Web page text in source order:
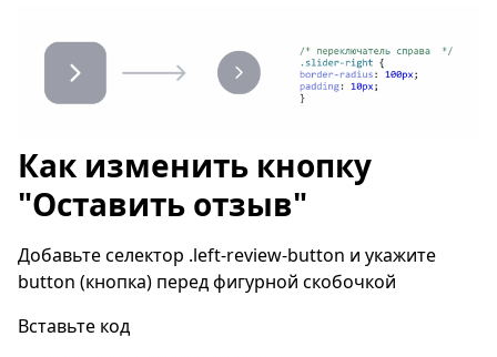
Как изменить кнопку
"Оставить отзыв"
Добавьте селектор .left-review-button и укажите
button (кнопка) перед фигурной скобочкой
Вставьте код